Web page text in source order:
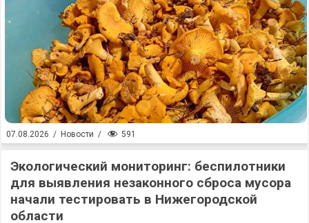
07.08.2026 / Новости / 591
Экологический мониторинг: беспилотники
для выявления незаконного сброса мусора
начали тестировать в Нижегородской
области